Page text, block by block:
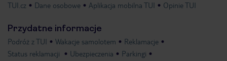
TUI.cz
Dane osobowe Aplikacja mobilna TUI Opinie TUI
Przydatne informacje
Podróż z TUI Wakacje samolotem
Reklamacje
Status reklamacji
Ubezpieczenia Parkingi